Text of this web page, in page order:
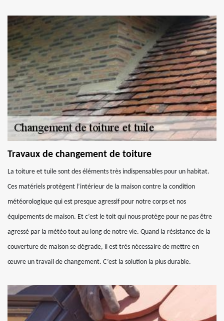
Travaux de changement de toiture
La toiture et tuile sont des éléments très indispensables pour un habitat.
Ces matériels protègent l’intérieur de la maison contre la condition
météorologique qui est presque agressif pour notre corps et nos
équipements de maison. Et c’est le toit qui nous protège pour ne pas être
agressé par la météo tout au long de notre vie. Quand la résistance de la
couverture de maison se dégrade, il est très nécessaire de mettre en
œuvre un travail de changement. C’est la solution la plus durable.